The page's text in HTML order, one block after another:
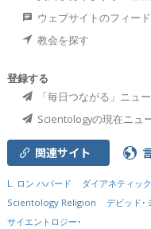
ウェブサイトのフィー
教会を探す
登録する
「毎日つながる」ニュ
Scientologyの現在ニュ
関連サイト
L. ロン ハバード ダイアネティッ
Scientology Religion
デビッド･
サイエントロジー･